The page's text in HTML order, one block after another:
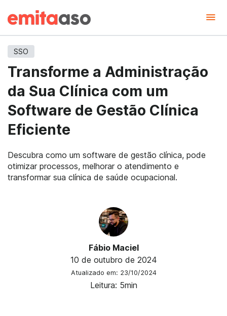
SSO
Transforme a Administração
da Sua Clínica com um
Software de Gestão Clínica
Eficiente
Descubra como um software de gestão clínica, pode
otimizar processos, melhorar o atendimento e
transformar sua clínica de saúde ocupacional.
Fábio Maciel
10 de outubro de 2024
Atualizado em: 23/10/2024
Leitura: 5min